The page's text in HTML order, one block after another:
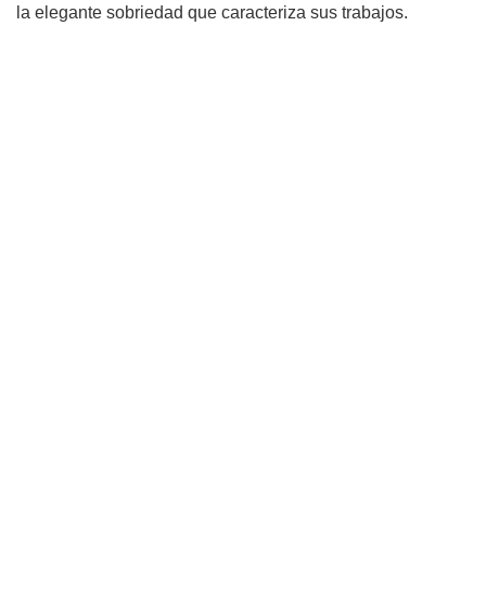
la elegante sobriedad que caracteriza sus trabajos.